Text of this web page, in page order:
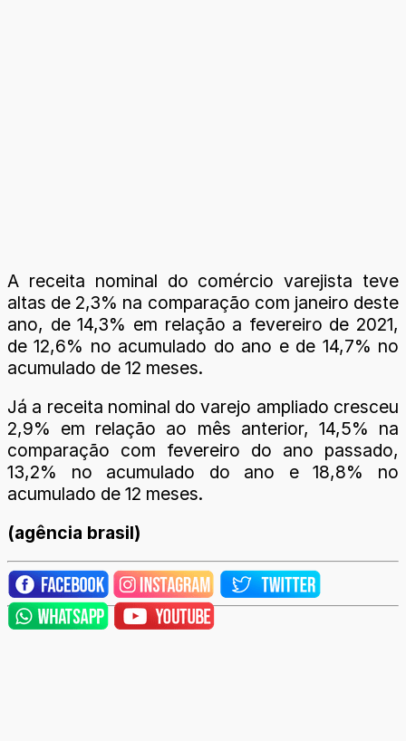
A receita nominal do comércio varejista teve
altas de 2,3% na comparação com janeiro deste
ano, de 14,3% em relação a fevereiro de 2021,
de 12,6% no acumulado do ano e de 14,7% no
acumulado de 12 meses.
Já a receita nominal do varejo ampliado cresceu
2,9% em relação ao mês anterior, 14,5% na
comparação com fevereiro do ano passado,
13,2% no acumulado do ano e 18,8% no
acumulado de 12 meses.
(agência brasil)